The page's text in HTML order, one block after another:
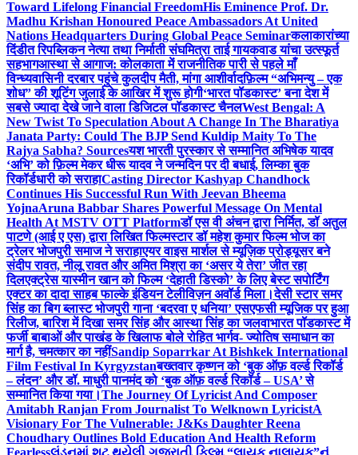
Toward Lifelong Financial FreedomHis Eminence Prof. Dr.
Madhu Krishan Honoured Peace Ambassadors At United
Nations Headquarters During Global Peace Seminarकलाकारांच्या
दिंडीत रिपब्लिकन नेत्या तथा निर्माती संघमित्रा ताई गायकवाड यांचा उत्स्फूर्त
सहभागआस्था से आगाज: कोलकाता में राजनीतिक पारी से पहले माँ
विन्ध्यवासिनी दरबार पहुंचे कुलदीप मैती, मांगा आशीर्वादफ़िल्म “अभिमन्यु – एक
शोध” की शूटिंग जुलाई के आखिर में शुरू होगी‘भारत पॉडकास्ट’ बना देश में
सबसे ज्यादा देखे जाने वाला डिजिटल पॉडकास्ट चैनलWest Bengal: A
New Twist To Speculation About A Change In The Bharatiya
Janata Party: Could The BJP Send Kuldip Maity To The
Rajya Sabha? Sourcesयश भारती पुरस्कार से सम्मानित अभिषेक यादव
‘अभि’ को फ़िल्म मेकर धीरू यादव ने जन्मदिन पर दी बधाई, लिम्का बुक
रिकॉर्डधारी को सराहाCasting Director Kashyap Chandhock
Continues His Successful Run With Jeevan Bheema
YojnaAruna Babbar Shares Powerful Message On Mental
Health At MSTV OTT Platformडॉ एस वी अंचन द्वारा निर्मित, डॉ अतुल
पाटणे (आई ए एस) द्वारा लिखित फिल्मस्टार डॉ महेश कुमार फिल्म भोज का
ट्रेलर भोजपुरी समाज ने सराहाएयर वाइस मार्शल से म्यूज़िक प्रोड्यूसर बने
संदीप रावत, नीलू रावत और अमित मिश्रा का ‘असर ये तेरा’ जीत रहा
दिलएक्ट्रेस यास्मीन खान को फिल्म ‘देहाती डिस्को’ के लिए बेस्ट सपोर्टिंग
एक्टर का दादा साहब फाल्के इंडियन टेलीविज़न अवॉर्ड मिला।देसी स्टार समर
सिंह का बिग ब्लास्ट भोजपुरी गाना ‘बदरवा ए धनिया’ एसएफसी म्यूजिक पर हुआ
रिलीज, बारिश में दिखा समर सिंह और आस्था सिंह का जलवाभारत पॉडकास्ट में
फर्जी बाबाओं और पाखंड के खिलाफ बोले रोहित भार्गव- ज्योतिष समाधान का
मार्ग है, चमत्कार का नहींSandip Soparrkar At Bishkek International
Film Festival In Kyrgyzstanबख्तवार कृष्णन को ‘बुक ऑफ़ वर्ल्ड रिकॉर्ड
– लंदन’ और डॉ. माधुरी पानमंद को ‘बुक ऑफ़ वर्ल्ड रिकॉर्ड – USA’ से
सम्मानित किया गया।The Journey Of Lyricist And Composer
Amitabh Ranjan From Journalist To Welknown LyricistA
Visionary For The Vulnerable: J&Ks Daughter Reena
Choudhary Outlines Bold Education And Health Reform